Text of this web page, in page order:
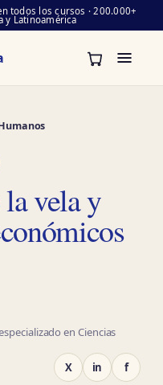
todos los cursos · 200.000+
y Latinoamérica
vela y
en Ciencias
X in f